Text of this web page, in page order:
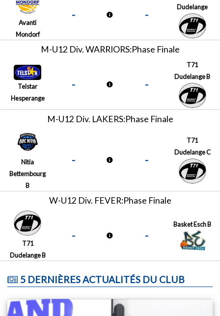
Avanti
Mondorf
- -
Dudelange
M-U12 Div. WARRIORS:Phase Finale
Telstar
Hesperange
- -
T71
Dudelange B
M-U12 Div. LAKERS:Phase Finale
Nitia
Bettembourg
B
- -
T71
Dudelange C
W-U12 Div. FEVER:Phase Finale
T71
Dudelange B
- -
Basket Esch B
5 DERNIÈRES ACTUALITÉS DU CLUB